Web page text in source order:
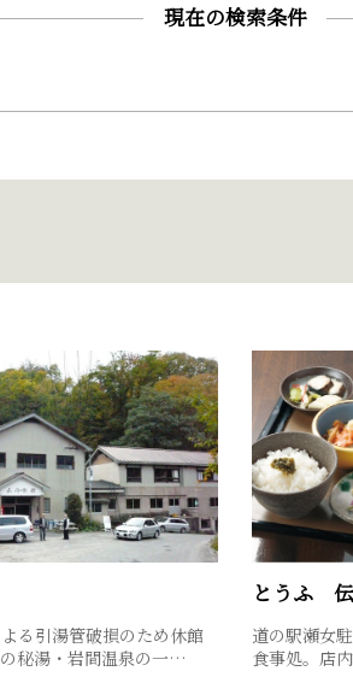
現在の検索条件
る引湯管破損のため休館
秘湯・岩間温泉の一…
とうふ
道の駅瀬女
食事処。店